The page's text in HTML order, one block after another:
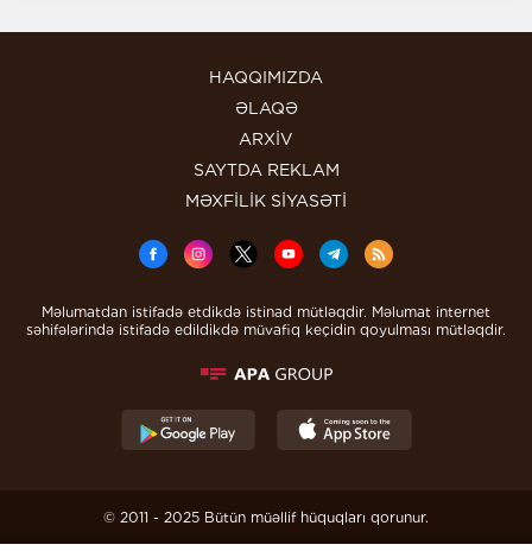
HAQQIMIZDA
ƏLAQƏ
ARXİV
SAYTDA REKLAM
MƏXFİLİK SİYASƏTİ
Məlumatdan istifadə etdikdə istinad mütləqdir. Məlumat internet
səhifələrində istifadə edildikdə müvafiq keçidin qoyulması mütləqdir.
© 2011 - 2025 Bütün müəllif hüquqları qorunur.